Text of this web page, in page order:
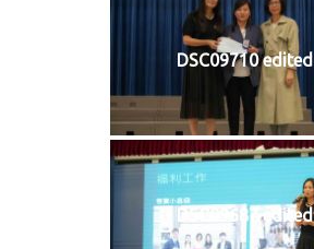
DSC09710 edited
DSC09687 edited